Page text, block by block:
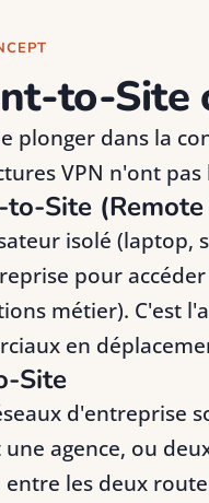
to-Site
plonger dans la
VPN n'ont
Site (Remote
isolé (laptop,
pour
métier). C'est
en
Site
d'entreprise
une agence, ou
les deux